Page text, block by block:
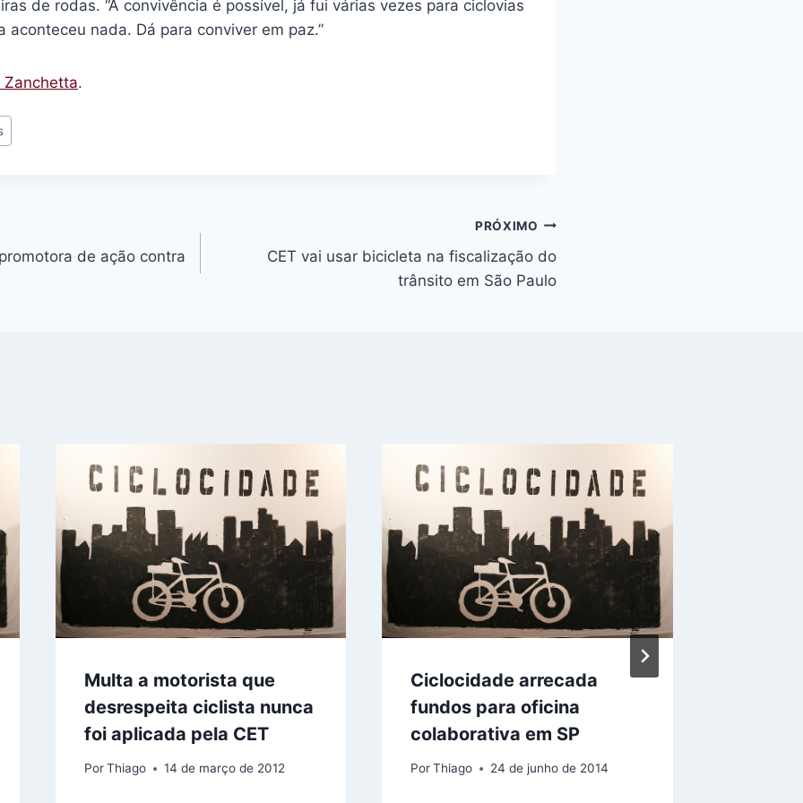
de rodas. “A convivência é possível, já fui várias vezes para ciclovias
aconteceu nada. Dá para conviver em paz.”
Zanchetta.
de ação contra
PRÓXIMO
CET vai usar bicicleta na fiscalização do
trânsito em São Paulo
Multa a motorista que
desrespeita ciclista nunca
foi aplicada pela CET
Por Thiago 14 de março de 2012
Ciclocidade arrecada
fundos para oficina
colaborativa em SP
Por Thiago 24 de junho de 2014